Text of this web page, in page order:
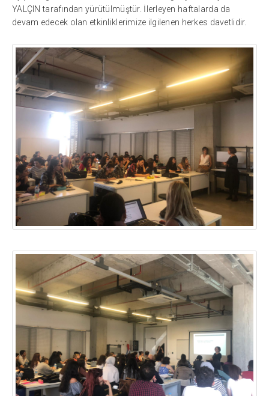
YALÇIN tarafından yürütülmüştür. İlerleyen haftalarda da
devam edecek olan etkinliklerimize ilgilenen herkes davetlidir.